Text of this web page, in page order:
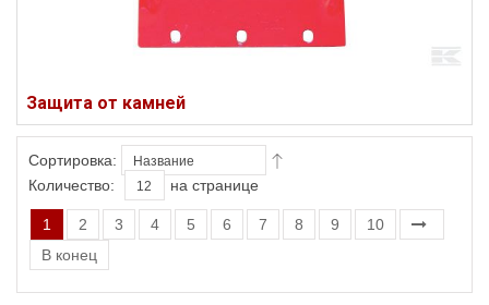
Защита от камней
Сортировка:
Количество:
на странице
1 2 3 4 5 6 7 8 9
10
В конец